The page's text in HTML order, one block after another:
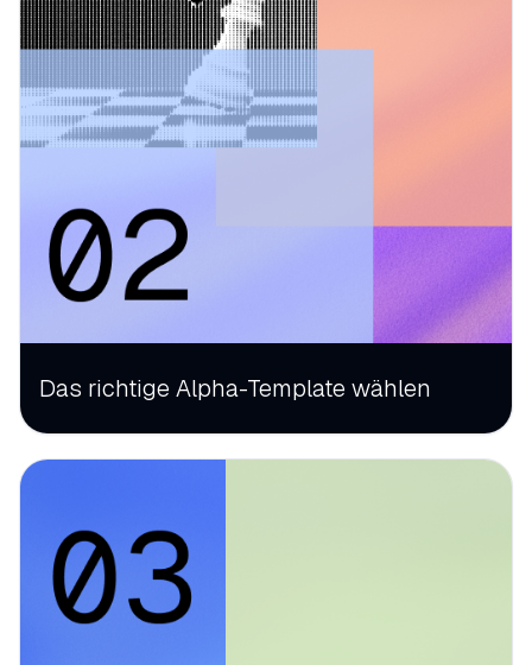
Das richtige Alpha-Template wählen